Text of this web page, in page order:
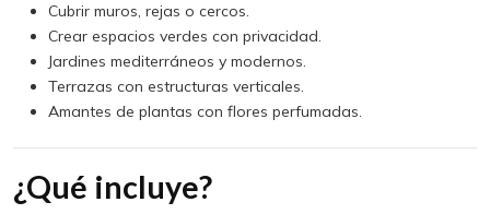
Cubrir muros, rejas o cercos.
Crear espacios verdes con privacidad.
Jardines mediterráneos y modernos.
Terrazas con estructuras verticales.
Amantes de plantas con flores perfumadas.
¿Qué incluye?